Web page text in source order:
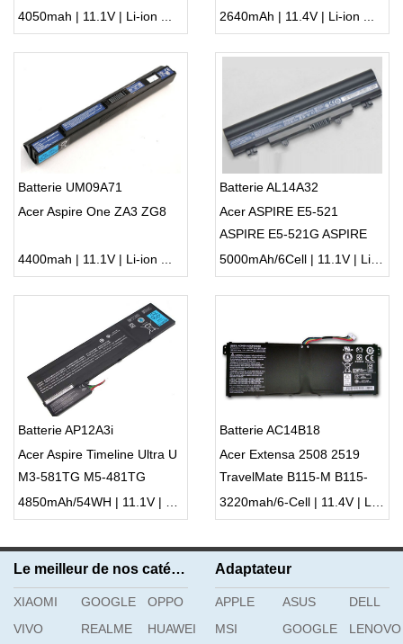
4050mah | 11.1V | Li-ion ...
2640mAh | 11.4V | Li-ion ...
Batterie UM09A71
Acer Aspire One ZA3 ZG8
4400mah | 11.1V | Li-ion ...
Batterie AL14A32
Acer ASPIRE E5-521
ASPIRE E5-521G ASPIRE
E5-531
5000mAh/6Cell | 11.1V | Li-ion ...
Batterie AP12A3i
Acer Aspire Timeline Ultra U
M3-581TG M5-481TG
AP12A4i
4850mAh/54WH | 11.1V | Li-ion ...
Batterie AC14B18
Acer Extensa 2508 2519
TravelMate B115-M B115-
MP
3220mah/6-Cell | 11.4V | Li-ion ...
Le meilleur de nos catégories
XIAOMI GOOGLE
OPPO
VIVO
REALME
HUAWEI
Adaptateur
APPLE ASUS
DELL
MSI
GOOGLE
LENOVO